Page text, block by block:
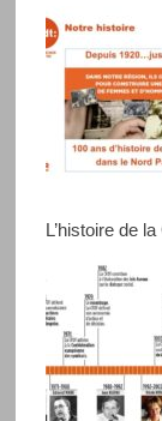
L’histoire de